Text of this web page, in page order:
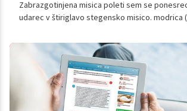
Zabrazgotinjena misica poleti sem se
udarec v štiriglavo stegensko misico. modrica
otrdlin...